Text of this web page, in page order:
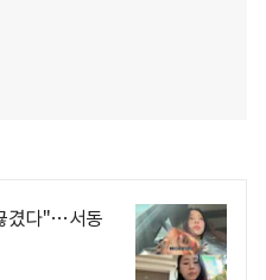
겼다"…서동